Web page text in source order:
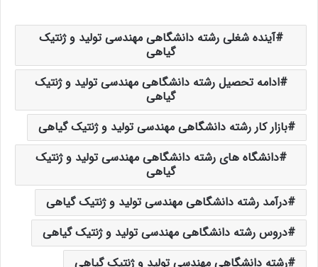
آینده شغلی رشته دانشگاهی مهندسی تولید و ژنتیک
گیاهی
ادامه تحصیل رشته دانشگاهی مهندسی تولید و ژنتیک
گیاهی
بازار کار رشته دانشگاهی مهندسی تولید و ژنتیک گیاهی
دانشگاه های رشته دانشگاهی مهندسی تولید و ژنتیک
گیاهی
درآمد رشته دانشگاهی مهندسی تولید و ژنتیک گیاهی
دروس رشته دانشگاهی مهندسی تولید و ژنتیک گیاهی
رشته دانشگاهی مهندسی تولید و ژنتیک گیاهی